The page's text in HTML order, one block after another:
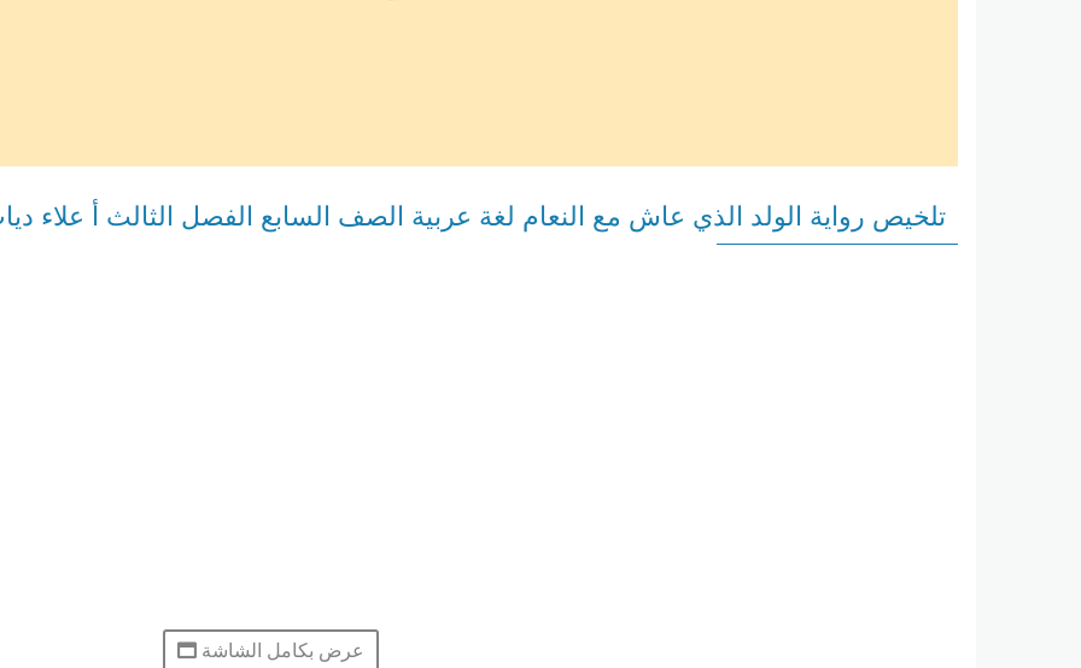
تلخيص رواية الولد الذي عاش مع النعام لغة عربية الصف السابع الفصل الثالث أ علاء
عرض بكامل الشاشة